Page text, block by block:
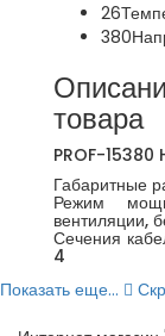
26
380
товара
PROF-15380
Габаритные
Режим
вентиляции,
Сечения
4
Показать еще...